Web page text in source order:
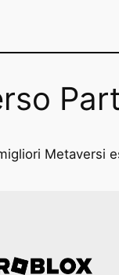
Metaversi